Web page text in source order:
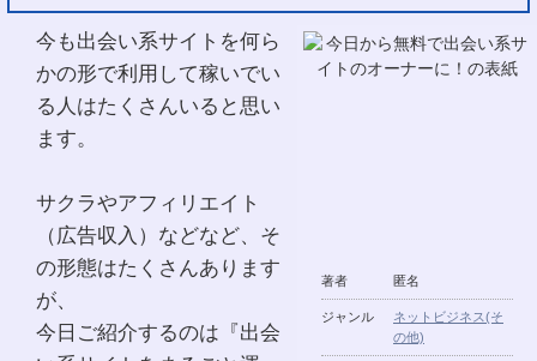
著者 匿名
ジャンル
ネットビジネス(そ
の他)
今も出会い系サイトを何ら
かの形で利用して稼いでい
る人はたくさんいると思い
ます。
サクラやアフィリエイト
（広告収入）などなど、そ
の形態はたくさんあります
が、
今日ご紹介するのは『出会